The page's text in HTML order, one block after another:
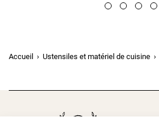
Accueil Ustensiles et matériel de cuisine